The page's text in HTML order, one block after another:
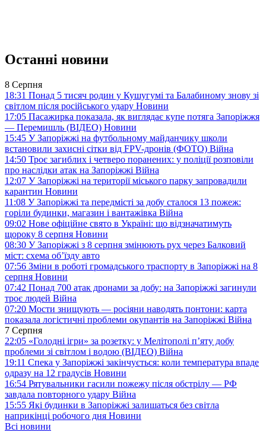
Останні новини
8 Серпня
18:31 Понад 5 тисяч родин у Кушугумі та Балабиному знову зі
світлом після російського удару Новини
17:05 Пасажирка показала, як виглядає купе потяга Запоріжжя
— Перемишль (ВІДЕО) Новини
15:45 У Запоріжжі на футбольному майданчику школи
встановили захисні сітки від FPV-дронів (ФОТО) Війна
14:50 Троє загиблих і четверо поранених: у поліції розповіли
про наслідки атак на Запоріжжі Війна
12:07 У Запоріжжі на території міського парку запровадили
карантин Новини
11:08 У Запоріжжі та передмісті за добу сталося 13 пожеж:
горіли будинки, магазин і вантажівка Війна
09:02 Нове офіційне свято в Україні: що відзначатимуть
щороку 8 серпня Новини
08:30 У Запоріжжі з 8 серпня змінюють рух через Балковий
міст: схема об’їзду авто
07:56 Зміни в роботі громадського траспорту в Запоріжжі на 8
серпня Новини
07:42 Понад 700 атак дронами за добу: на Запоріжжі загинули
троє людей Війна
07:20 Мости знищують — росіяни наводять понтони: карта
показала логістичні проблеми окупантів на Запоріжжі Війна
7 Серпня
22:05 «Голодні ігри» за розетку: у Мелітополі п’яту добу
проблеми зі світлом і водою (ВІДЕО) Війна
19:11 Спека у Запоріжжі закінчується: коли температура впаде
одразу на 12 градусів Новини
16:54 Рятувальники гасили пожежу після обстрілу — РФ
завдала повторного удару Війна
15:55 Які будинки в Запоріжжі залишаться без світла
наприкінці робочого дня Новини
Всі новини